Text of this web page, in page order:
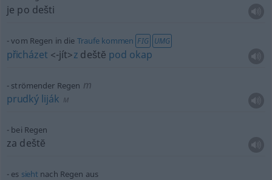
je po dešti
vom Regen in die Traufe kommen FIG UMG
přicházet <-jít>z deštĕ pod okap
strömender Regen m
prudký liják M
bei Regen
za deštĕ
es sieht nach Regen aus